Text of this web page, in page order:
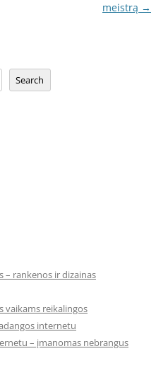
meistrą →
Search
– rankenos ir dizainas
vaikams reikalingos
internetu
– įmanomas nebrangus